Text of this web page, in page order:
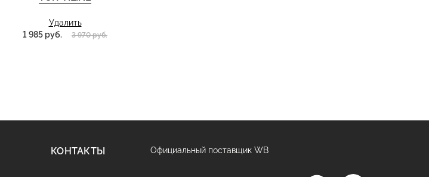
Удалить
1 985 руб.
3 970 руб.
КОНТАКТЫ Официальный поставщик WB